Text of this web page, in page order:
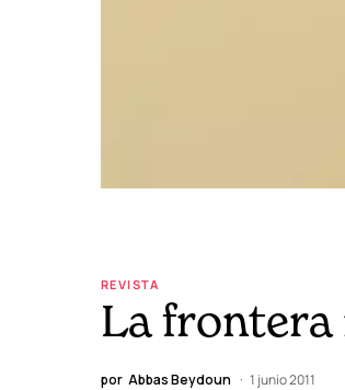
REVISTA
La
por Abbas Beydoun 1 junio 2011